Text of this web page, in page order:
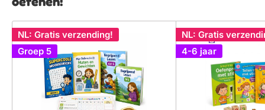
NL: Gratis verzending!
Groep 5
NL: Gratis
4-6 jaar